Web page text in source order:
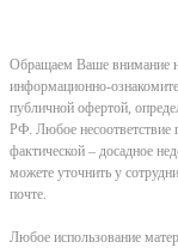
Обращаем Ваше внимание
информационно-
публичной офертой,
РФ. Любое несоответствие
фактической – досадное
можете уточнить у
почте.
Любое использование